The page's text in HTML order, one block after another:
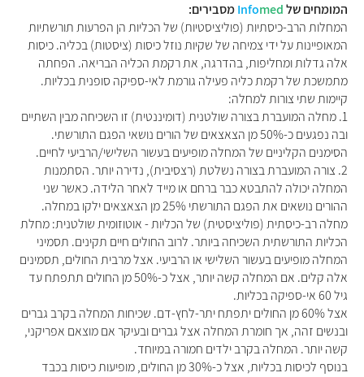
המומחים של Infomed
מסבירים:
המחלות הרב-כיסתיות (פוליציסטיות) של הכליות הן הפרעות תורשתיות
המאופיינות על ידי צמיחה של שקיות נוזל כיסות (ציסטות) בכליה. כיסות
אלה גדלות ומחליפות, בהדרגה, את רקמת הכליה הבריאה. הפחתה
מתמשכת של רקמת כליה פעילה גורמת לאי-ספיקה סופנית בכליות.
קיימות שתי צורות למחלה:
1. מחלה המועברת בצורה שולטנית (דומיננטית) זו השכיחה מבין השתיים
ובה נפגעים כ-50% מן הצאצאים של הורים נושאי הפגם התורשתי.
הסימנים הקליניים של המחלה מופיעים בעשור השלישי/הרביעי לחיים.
2. צורה המועברת בצורה נשלטת (רצסיבית), נדירה יותר. הסתמנות
המחלה יכולה להתבטא כבר ברחם או מייד לאחר הלידה. כאשר שני
ההורים נושאים את הפגם התורשתי 25% מן הצאצאים ילקו במחלה.
מחלה רב-כיסתית (פוליציסטית) של הכליות - אוטוזומית שולטנית: מחלת
הכליות התורשתית השכיחה ביותר. לרוב החולים חיים תקינים. תסמיני
המחלה מופיעים בעשור השלישי או הרביעי. אצל מרבית החולים, תסמינים
אלה קלים. אם המחלה קשה יותר, אצל כ-50% מן החולים תתפתח עד
גיל 60 אי-ספיקה בכליות.
אצל 60% מן החולים יתפתח יתר-לחץ-דם. שכיחות המחלה בקרב גברים
ובנשים זהה, אך חומרת המחלה אצל גברים ובעיקר אם מוצאם אפריקני,
קשה יותר. המחלה בקרב ילדים חמורה במיוחד.
בנוסף לכיסות בכליות, אצל כ-30% מן החולים, מופיעות כיסות בכבד